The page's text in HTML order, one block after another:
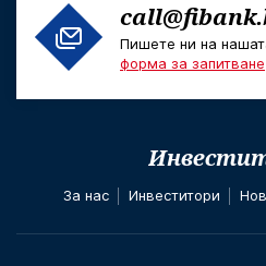
Пишете ни на
форма за запитване
За нас Инвеститори